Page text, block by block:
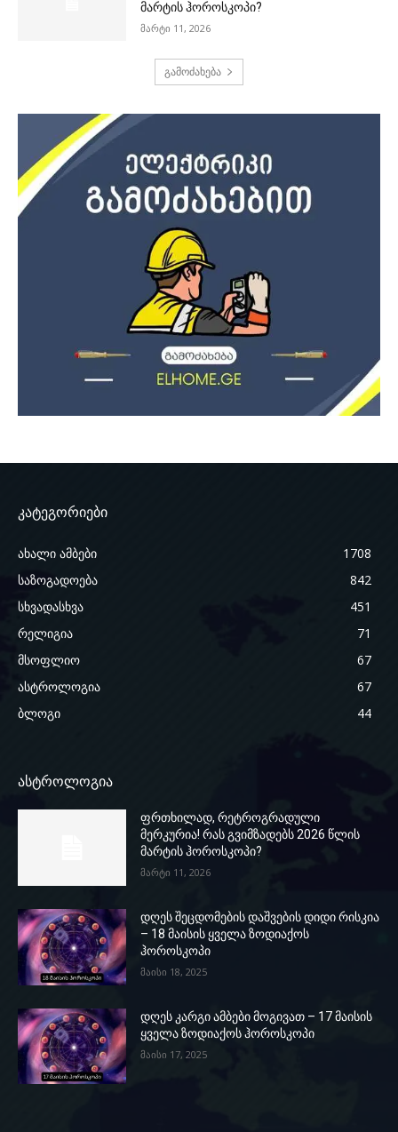
მარტის ჰოროსკოპი?
მარტი 11, 2026
გამოძახება
კატეგორიები
ახალი ამბები
1708
საზოგადოება
842
სხვადასხვა
451
რელიგია
71
მსოფლიო
67
ასტროლოგია
67
ბლოგი
44
ასტროლოგია
ფრთხილად, რეტროგრადული
მერკურია! რას გვიმზადებს 2026 წლის
მარტის ჰოროსკოპი?
მარტი 11, 2026
დღეს შეცდომების დაშვების დიდი რისკია
– 18 მაისის ყველა ზოდიაქოს
ჰოროსკოპი
მაისი 18, 2025
დღეს კარგი ამბები მოგივათ – 17 მაისის
ყველა ზოდიაქოს ჰოროსკოპი
მაისი 17, 2025